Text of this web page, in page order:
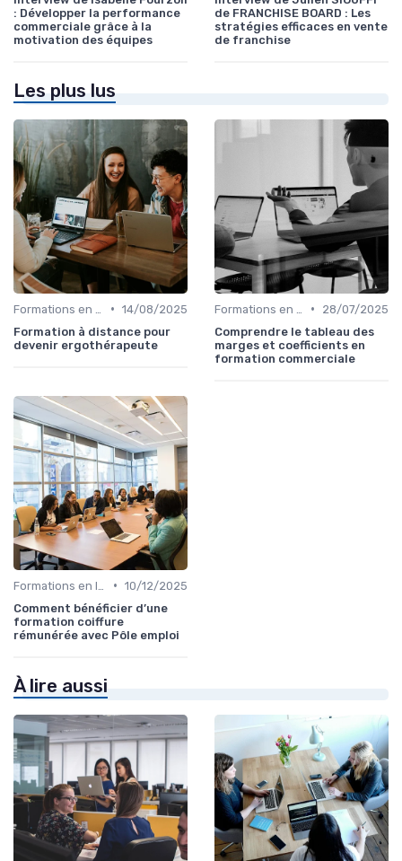
: Développer la performance
commerciale grâce à la
motivation des équipes
de FRANCHISE BOARD : Les
stratégies efficaces en vente
de franchise
Les plus lus
• 14/08/2025
Formation à distance pour
devenir ergothérapeute
•
28/07/2025
Comprendre le tableau des
marges et coefficients en
formation commerciale
• 10/12/2025
Comment bénéficier d’une
formation coiffure
rémunérée avec Pôle emploi
À lire aussi